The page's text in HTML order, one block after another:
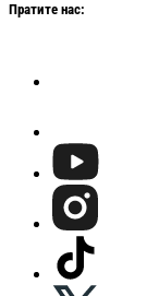
Пратите нас: